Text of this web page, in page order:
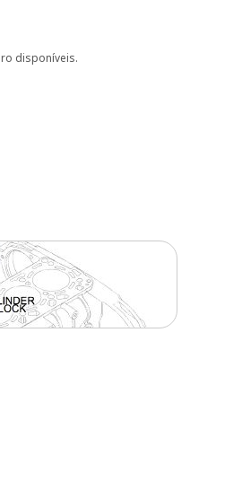
disponíveis.